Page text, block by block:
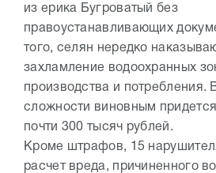
из ерика Бугроватый без
правоустанавливающих
того, селян нередко
захламление водоохранных
производства и потребления.
сложности виновным
почти 300 тысяч рублей.
Кроме штрафов, 15
расчет вреда, причиненного